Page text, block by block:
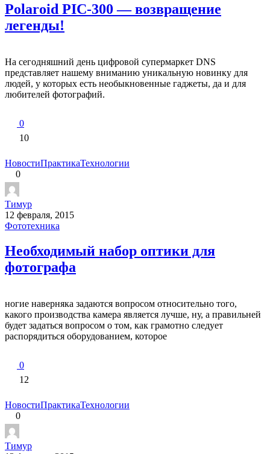
Polaroid PIC-300 — возвращение
легенды!
На сегодняшний день цифровой супермаркет DNS
представляет нашему вниманию уникальную новинку для
людей, у которых есть необыкновенные гаджеты, да и для
любителей фотографий.
0
10
НовостиПрактикаТехнологии
0
Тимур
12 февраля, 2015
Фототехника
Необходимый набор оптики для
фотографа
ногие наверняка задаются вопросом относительно того,
какого производства камера является лучше, ну, а правильней
будет задаться вопросом о том, как грамотно следует
распорядиться оборудованием, которое
0
12
НовостиПрактикаТехнологии
0
Тимур